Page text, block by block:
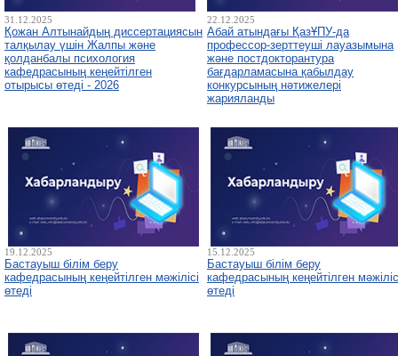
31.12.2025
Қожан Алтынайдың диссертациясын
талқылау үшін Жалпы және
қолданбалы психология
кафедрасының кеңейтілген
отырысы өтеді - 2026
22.12.2025
Абай атындағы ҚазҰПУ-да
профессор-зерттеуші лауазымына
және постдокторантура
бағдарламасына қабылдау
конкурсының нәтижелері
жарияланды
19.12.2025
Бастауыш білім беру
кафедрасының кеңейтілген мәжілісі
өтеді
15.12.2025
Бастауыш білім беру
кафедрасының кеңейтілген
өтеді